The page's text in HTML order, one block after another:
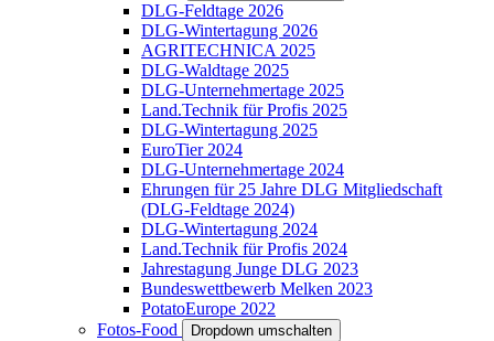
DLG-Feldtage 2026
DLG-Wintertagung 2026
AGRITECHNICA 2025
DLG-Waldtage 2025
DLG-Unternehmertage 2025
Land.Technik für Profis 2025
DLG-Wintertagung 2025
EuroTier 2024
DLG-Unternehmertage 2024
Ehrungen für 25 Jahre DLG Mitgliedschaft
(DLG-Feldtage 2024)
DLG-Wintertagung 2024
Land.Technik für Profis 2024
Jahrestagung Junge DLG 2023
Bundeswettbewerb Melken 2023
PotatoEurope 2022
Fotos-Food
Dropdown umschalten